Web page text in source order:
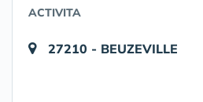
ACTIVITA
27210 - BEUZEVILLE